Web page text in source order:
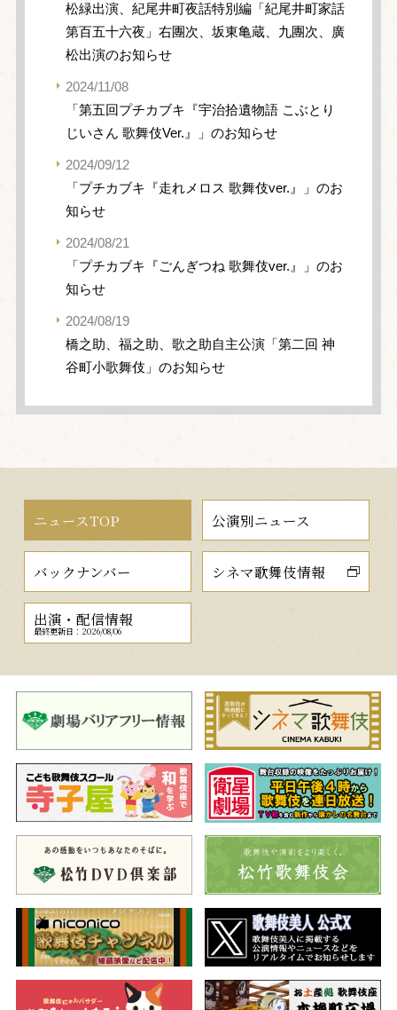
松緑出演、紀尾井町夜話特別編「紀尾井町家話
第百五十六夜」右團次、坂東亀蔵、九團次、廣
松出演のお知らせ
2024/11/08
「第五回プチカブキ『宇治拾遺物語 こぶとり
じいさん 歌舞伎Ver.』」のお知らせ
2024/09/12
「プチカブキ『走れメロス 歌舞伎ver.』」のお
知らせ
2024/08/21
「プチカブキ『ごんぎつね 歌舞伎ver.』」のお
知らせ
2024/08/19
橋之助、福之助、歌之助自主公演「第二回 神
谷町小歌舞伎」のお知らせ
ニュースTOP 公演別ニュース
バックナンバー シネマ歌舞伎情報
出演・配信情報
最終更新日：2026/08/06